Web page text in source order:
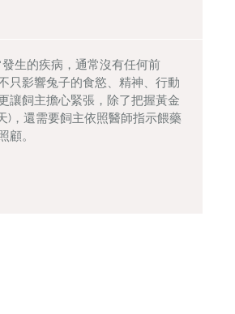
生的疾病，通常沒有任何前
只影響兔子的食慾、精神、行動
讓飼主擔心緊張，除了把握黃金
)，還需要飼主依照醫師指示餵藥
顧。